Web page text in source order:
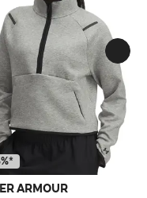
ARMOUR